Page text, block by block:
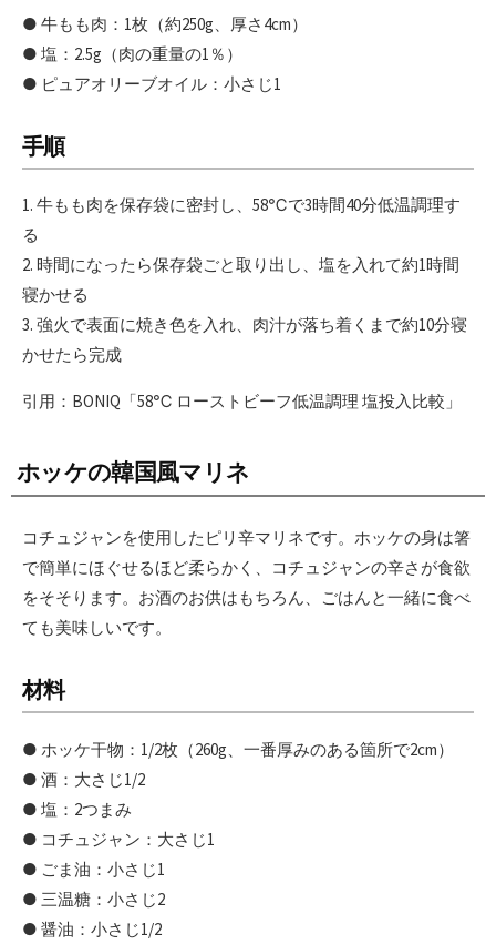
● 牛もも肉：1枚（約250g、厚さ4cm）
● 塩：2.5g（肉の重量の1％）
● ピュアオリーブオイル：小さじ1
手順
1. 牛もも肉を保存袋に密封し、58℃で3時間40分低温調理す
る
2. 時間になったら保存袋ごと取り出し、塩を入れて約1時間
寝かせる
3. 強火で表面に焼き色を入れ、肉汁が落ち着くまで約10分寝
かせたら完成
引用：BONIQ「58℃ ローストビーフ低温調理 塩投入比較」
ホッケの韓国風マリネ
コチュジャンを使用したピリ辛マリネです。ホッケの身は箸
で簡単にほぐせるほど柔らかく、コチュジャンの辛さが食欲
をそそります。お酒のお供はもちろん、ごはんと一緒に食べ
ても美味しいです。
材料
● ホッケ干物：1/2枚（260g、一番厚みのある箇所で2cm）
● 酒：大さじ1/2
● 塩：2つまみ
● コチュジャン：大さじ1
● ごま油：小さじ1
● 三温糖：小さじ2
● 醤油：小さじ1/2